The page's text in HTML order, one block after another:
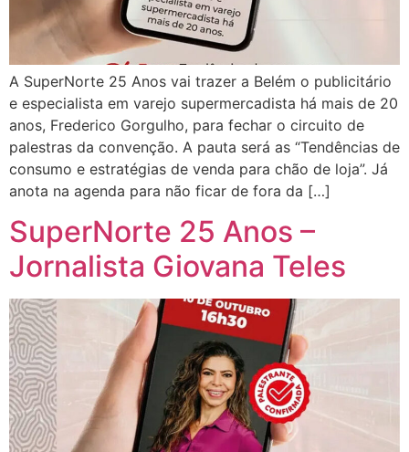
A SuperNorte 25 Anos vai trazer a Belém o publicitário
e especialista em varejo supermercadista há mais de 20
anos, Frederico Gorgulho, para fechar o circuito de
palestras da convenção. A pauta será as “Tendências de
consumo e estratégias de venda para chão de loja”. Já
anota na agenda para não ficar de fora da […]
SuperNorte 25 Anos –
Jornalista Giovana Teles